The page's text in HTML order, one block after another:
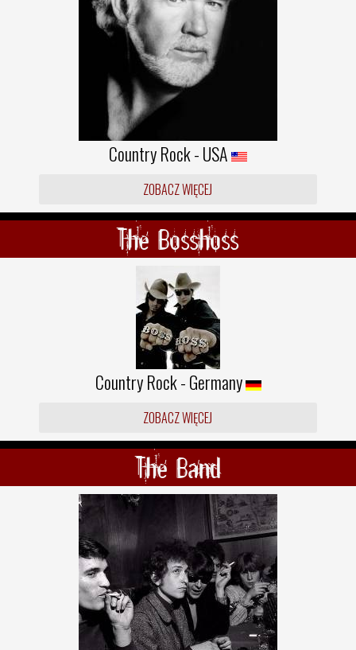
Country Rock - USA
ZOBACZ WIĘCEJ
The Bosshoss
Country Rock - Germany
ZOBACZ WIĘCEJ
The Band